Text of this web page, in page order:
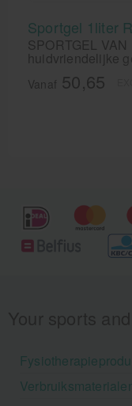
Sportgel 1liter
SPORTGEL
huidvriendelijke
iedere vorm van
door de unieke
Vanaf 50,65